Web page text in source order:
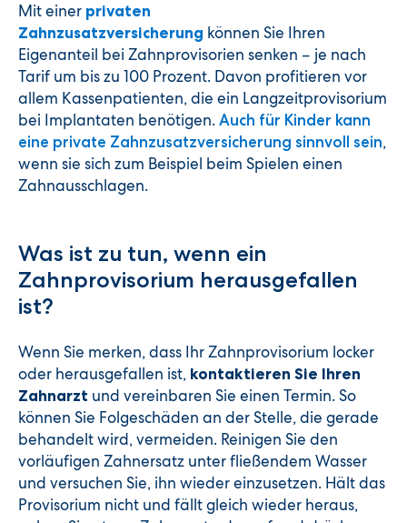
Mit einer privaten
Zahnzusatzversicherung können Sie Ihren
Eigenanteil bei Zahnprovisorien senken – je nach
Tarif um bis zu 100 Prozent. Davon profitieren vor
allem Kassenpatienten, die ein Langzeitprovisorium
bei Implantaten benötigen. Auch für Kinder kann
eine private Zahnzusatzversicherung sinnvoll sein,
wenn sie sich zum Beispiel beim Spielen einen
Zahnausschlagen.
Was ist zu tun, wenn ein
Zahnprovisorium herausgefallen
ist?
Wenn Sie merken, dass Ihr Zahnprovisorium locker
oder herausgefallen ist, kontaktieren Sie Ihren
Zahnarzt und vereinbaren Sie einen Termin. So
können Sie Folgeschäden an der Stelle, die gerade
behandelt wird, vermeiden. Reinigen Sie den
vorläufigen Zahnersatz unter fließendem Wasser
und versuchen Sie, ihn wieder einzusetzen. Hält das
Provisorium nicht und fällt gleich wieder heraus,